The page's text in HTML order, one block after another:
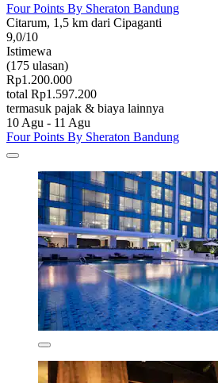
Four Points By Sheraton Bandung
Citarum, 1,5 km dari Cipaganti
9,0/10
Istimewa
(175 ulasan)
Rp1.200.000
total Rp1.597.200
termasuk pajak & biaya lainnya
10 Agu - 11 Agu
Four Points By Sheraton Bandung